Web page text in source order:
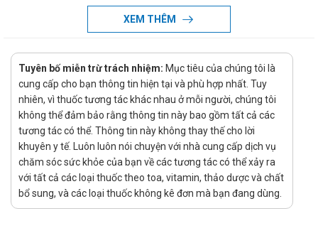
Chiết xuất Diếp cá (*): 50mg
Chiết xuất Nhọ nồi (*): 45mg
Chiết xuất Đương quy (*): 30mg
Chiết xuất Thăng ma (*): 20mg
Vitamin C (Acid ascorbic): 20mg
Rutin (Chiết xuất Hoa hòe): 20mg
Chiết xuất Chỉ xác (*): 10mg
Chiết xuất Hoàng kỳ (*): 10mg
Phụ liệu: Đường saccharose, lactose, polyvinylpyrrolidone
K30, dioxyde silic vô định hình, hương sâm tổng hợp, màu
thực phẩm tổng hợp (Caramel III – ammonia caramel
XEM THÊM
Tuyên bố miễn trừ trách nhiệm: Mục tiêu của chúng tôi là
cung cấp cho bạn thông tin hiện tại và phù hợp nhất. Tuy
nhiên, vì thuốc tương tác khác nhau ở mỗi người, chúng tôi
không thể đảm bảo rằng thông tin này bao gồm tất cả các
tương tác có thể. Thông tin này không thay thế cho lời
khuyên y tế. Luôn luôn nói chuyện với nhà cung cấp dịch vụ
chăm sóc sức khỏe của bạn về các tương tác có thể xảy ra
với tất cả các loại thuốc theo toa, vitamin, thảo dược và chất
bổ sung, và các loại thuốc không kê đơn mà bạn đang dùng.